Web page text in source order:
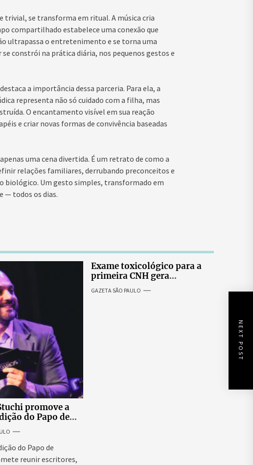
trivial, se transforma em ritual. A música cria
compartilhado estabelece uma conexão que
ultrapassa o entretenimento e se torna uma
constrói na prática diária, nos pequenos gestos e
a importância dessa parceria. Para ela, a
representa não só cuidado com a filha, mas
O encantamento visível em sua reação
e criar novas formas de convivência baseadas
uma cena divertida. É um retrato de como a
relações familiares, derrubando preconceitos e
biológico. Um gesto simples, transformado em
— todos os dias.
NEXT POST
promove a
do Papo de
ao vivo que
para
mental e
do Papo de
reunir escritores,
Exame toxicológico para a
primeira CNH gera
denúncias de cortes
excessivos de cabelo e
GAZETA SÃO PAULO